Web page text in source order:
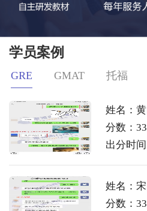
学员案例
GRE
GMAT 托福
姓名：
分数：
出分时
姓名：
分数：